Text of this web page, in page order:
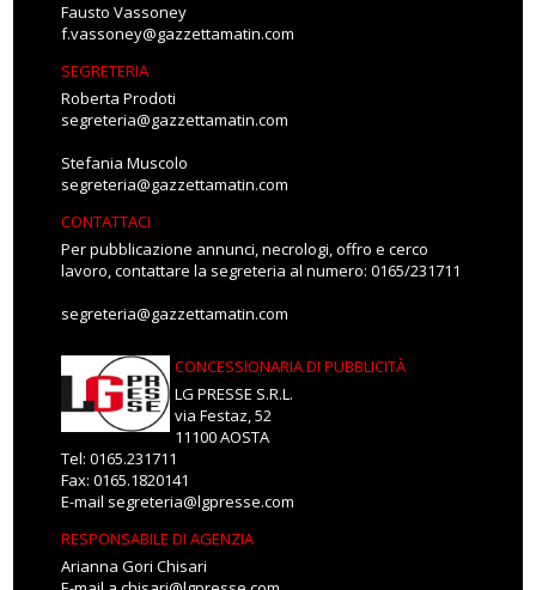
Fausto Vassoney
f.vassoney@gazzettamatin.com
SEGRETERIA
Roberta Prodoti
segreteria@gazzettamatin.com
Stefania Muscolo
segreteria@gazzettamatin.com
CONTATTACI
Per pubblicazione annunci, necrologi, offro e cerco
lavoro, contattare la segreteria al numero: 0165/231711
segreteria@gazzettamatin.com
CONCESSIONARIA DI PUBBLICITÀ
LG PRESSE S.R.L.
via Festaz, 52
11100 AOSTA
Tel: 0165.231711
Fax: 0165.1820141
E-mail segreteria@lgpresse.com
RESPONSABILE DI AGENZIA
Arianna Gori Chisari